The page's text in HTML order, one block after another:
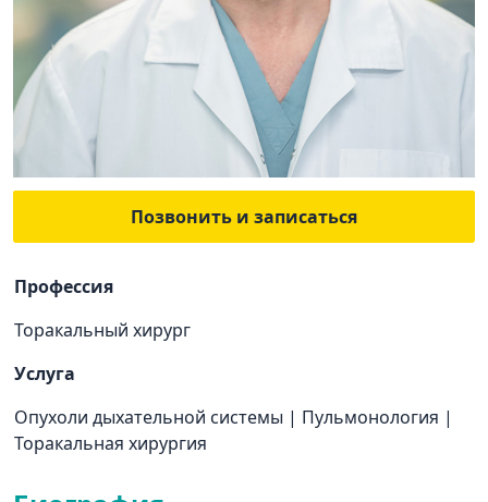
Позвонить и записаться
Профессия
Торакальный хирург
Услуга
Опухоли дыхательной системы | Пульмонология |
Торакальная хирургия